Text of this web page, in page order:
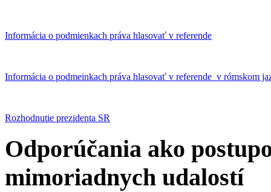
Informácia o podmienkach práva hlasovať v referende
Informácia o podmeinkach práva hlasovať v referende v rómskom
Rozhodnutie prezidenta SR
Odporúčania ako
mimoriadnych udalostí